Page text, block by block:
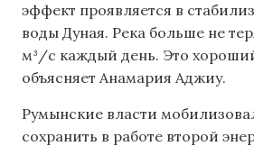
эффект проявляется в
воды Дуная. Река больше не
м³/с каждый день. Это
объясняет Анамария Аджиу.
Румынские власти
сохранить в работе второй